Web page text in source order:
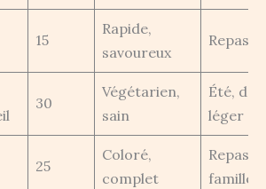
15
Rapide,
savoureux
Repas
30
Végétarien,
sain
Été,
léger
25
Coloré,
complet
Repas
famille